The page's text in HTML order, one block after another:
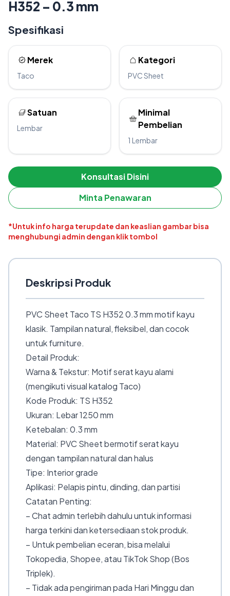
H352 – 0.3 mm
Spesifikasi
Merek
Taco
Kategori
PVC Sheet
Satuan
Lembar
Minimal
Pembelian
1 Lembar
Konsultasi Disini
Minta Penawaran
*Untuk info harga terupdate dan keaslian gambar bisa
menghubungi admin dengan klik tombol
Deskripsi Produk
PVC Sheet Taco TS H352 0.3 mm motif kayu
klasik. Tampilan natural, fleksibel, dan cocok
untuk furniture.
Detail Produk:
Warna & Tekstur: Motif serat kayu alami
(mengikuti visual katalog Taco)
Kode Produk: TS H352
Ukuran: Lebar 1250 mm
Ketebalan: 0.3 mm
Material: PVC Sheet bermotif serat kayu
dengan tampilan natural dan halus
Tipe: Interior grade
Aplikasi: Pelapis pintu, dinding, dan partisi
Catatan Penting:
– Chat admin terlebih dahulu untuk informasi
harga terkini dan ketersediaan stok produk.
– Untuk pembelian eceran, bisa melalui
Tokopedia, Shopee, atau TikTok Shop (Bos
Triplek).
– Tidak ada pengiriman pada Hari Minggu dan